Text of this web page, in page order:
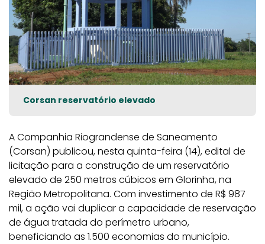
Corsan reservatório elevado
A Companhia Riograndense de Saneamento
(Corsan) publicou, nesta quinta-feira (14), edital de
licitação para a construção de um reservatório
elevado de 250 metros cúbicos em Glorinha, na
Região Metropolitana. Com investimento de R$ 987
mil, a ação vai duplicar a capacidade de reservação
de água tratada do perímetro urbano,
beneficiando as 1.500 economias do município.